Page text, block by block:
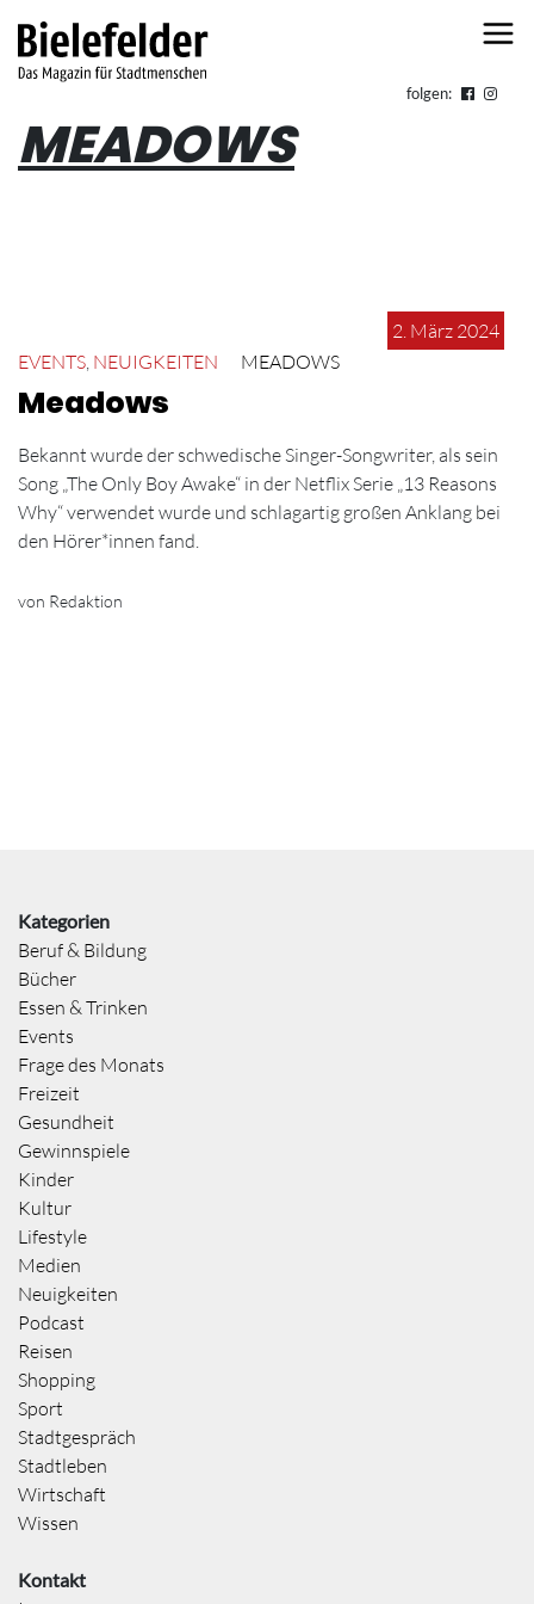
folgen:
MEADOWS
2. März 2024
EVENTS, NEUIGKEITEN MEADOWS
Meadows
Bekannt wurde der schwedische Singer-Songwriter, als sein
Song „The Only Boy Awake“ in der Netflix Serie „13 Reasons
Why“ verwendet wurde und schlagartig großen Anklang bei
den Hörer*innen fand.
von Redaktion
Kategorien
Beruf & Bildung
Bücher
Essen & Trinken
Events
Frage des Monats
Freizeit
Gesundheit
Gewinnspiele
Kinder
Kultur
Lifestyle
Medien
Neuigkeiten
Podcast
Reisen
Shopping
Sport
Stadtgespräch
Stadtleben
Wirtschaft
Wissen
Kontakt